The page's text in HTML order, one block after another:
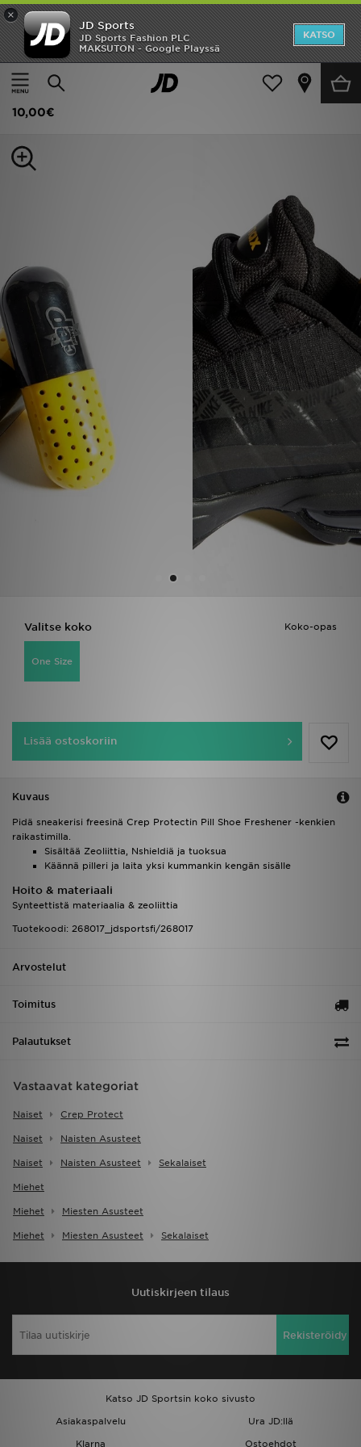
×
JD Sports
JD Sports Fashion PLC
MAKSUTON - Google Playssä
KATSO
Etusivu
Naiset Naisten asusteet Sekalaiset
Crep Protect Kenkien raikastin
10,00€
Koko-opas
Valitse koko
One Size
Lisää ostoskoriin
Kuvaus
Pidä sneakerisi freesinä Crep Protectin Pill Shoe Freshener -kenkien
raikastimilla.
Sisältää Zeoliittia, Nshieldiä ja tuoksua
Käännä pilleri ja laita yksi kummankin kengän sisälle
Hoito & materiaali
Synteettistä materiaalia & zeoliittia
Tuotekoodi: 268017_jdsportsfi/268017
Arvostelut
Toimitus
Palautukset
Vastaavat kategoriat
Naiset Crep Protect
Naiset Naisten Asusteet
Naiset Naisten Asusteet Sekalaiset
Miehet
Miehet Miesten Asusteet
Miehet Miesten Asusteet Sekalaiset
Uutiskirjeen tilaus
Rekisteröidy
Katso JD Sportsin koko sivusto
Asiakaspalvelu
Ura JD:llä
Klarna
Ostoehdot
Etusivu
Ale
Miehet
Tuotemerkit
Inspiroidu
Jalkapallo
Urheilu
Lataa JD-sovellus
Minun JD